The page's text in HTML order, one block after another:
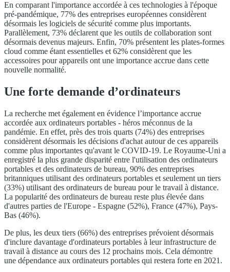
En comparant l'importance accordée à ces technologies à l'époque
pré-pandémique, 77% des entreprises européennes considèrent
désormais les logiciels de sécurité comme plus importants.
Parallèlement, 73% déclarent que les outils de collaboration sont
désormais devenus majeurs. Enfin, 70% présentent les plates-formes
cloud comme étant essentielles et 62% considèrent que les
accessoires pour appareils ont une importance accrue dans cette
nouvelle normalité.
Une forte demande d’ordinateurs
La recherche met également en évidence l’importance accrue
accordée aux ordinateurs portables - héros méconnus de la
pandémie. En effet, près des trois quarts (74%) des entreprises
considèrent désormais les décisions d'achat autour de ces appareils
comme plus importantes qu'avant le COVID-19. Le Royaume-Uni a
enregistré la plus grande disparité entre l'utilisation des ordinateurs
portables et des ordinateurs de bureau, 90% des entreprises
britanniques utilisant des ordinateurs portables et seulement un tiers
(33%) utilisant des ordinateurs de bureau pour le travail à distance.
La popularité des ordinateurs de bureau reste plus élevée dans
d'autres parties de l'Europe - Espagne (52%), France (47%), Pays-
Bas (46%).
De plus, les deux tiers (66%) des entreprises prévoient désormais
d'inclure davantage d'ordinateurs portables à leur infrastructure de
travail à distance au cours des 12 prochains mois. Cela démontre
une dépendance aux ordinateurs portables qui restera forte en 2021.